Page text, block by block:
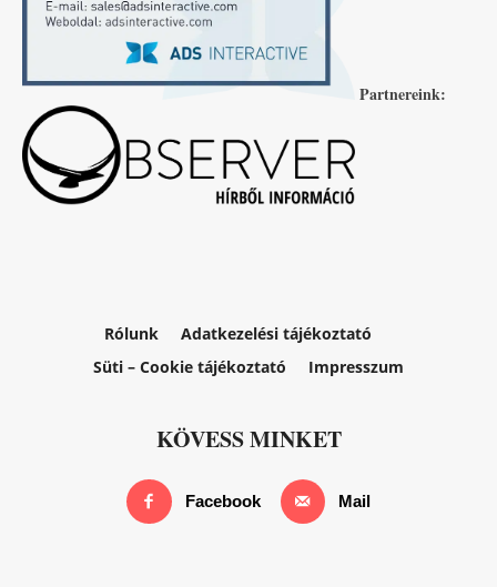
Partnereink:
Rólunk
Adatkezelési tájékoztató
Süti – Cookie tájékoztató
Impresszum
KÖVESS MINKET
Facebook Mail